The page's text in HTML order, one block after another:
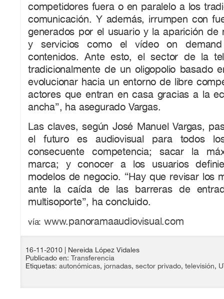
competidores fuera o en paralelo a los
comunicación. Y además, irrumpen con
generados por el usuario y la aparición de
y servicios como el vídeo on
contenidos. Ante esto, el sector de la
tradicionalmente de un oligopolio basado
evolucionar hacia un entorno de libre
actores que entran en casa gracias a la
ancha”, ha asegurado Vargas.
Las claves, según José Manuel Vargas,
el futuro es audiovisual para todos
consecuente competencia; sacar la
marca; y conocer a los usuarios
modelos de negocio. “Hay que revisar los
ante la caída de las barreras de
multisoporte”, ha concluido.
vía: www.panoramaaudiovisual.com
16-11-2010
| Nereida López Vidales
Publicado en: Transferencia
Etiquetas: autonómicas, jornadas, sector privado, televisión,